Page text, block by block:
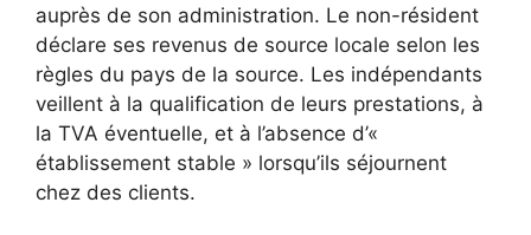
auprès de son administration. Le non-résident
déclare ses revenus de source locale selon les
règles du pays de la source. Les indépendants
veillent à la qualification de leurs prestations, à
la TVA éventuelle, et à l’absence d’«
établissement stable » lorsqu’ils séjournent
chez des clients.